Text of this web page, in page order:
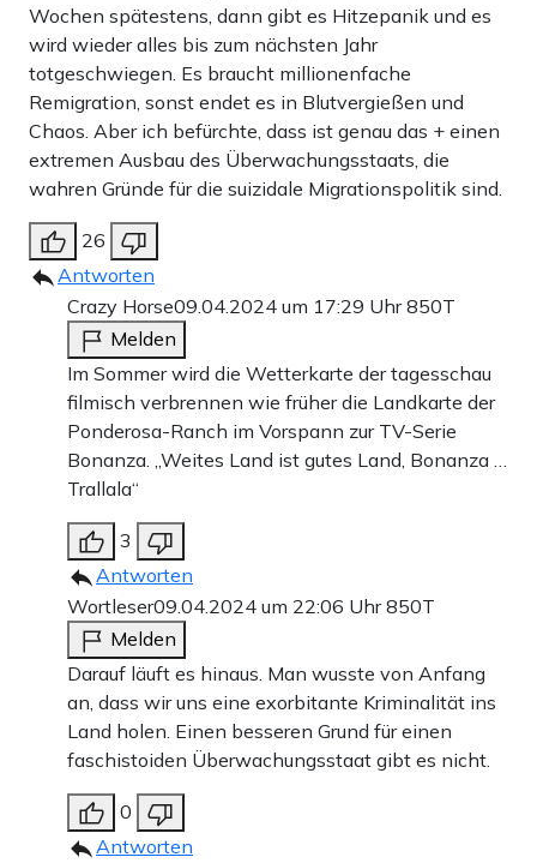
Wochen spätestens, dann gibt es Hitzepanik und es
wird wieder alles bis zum nächsten Jahr
totgeschwiegen. Es braucht millionenfache
Remigration, sonst endet es in Blutvergießen und
Chaos. Aber ich befürchte, dass ist genau das + einen
extremen Ausbau des Überwachungsstaats, die
wahren Gründe für die suizidale Migrationspolitik sind.
26
Antworten
Crazy Horse09.04.2024 um 17:29 Uhr850T
Melden
Im Sommer wird die Wetterkarte der tagesschau
filmisch verbrennen wie früher die Landkarte der
Ponderosa-Ranch im Vorspann zur TV-Serie
Bonanza. „Weites Land ist gutes Land, Bonanza …
Trallala“
3
Antworten
Wortleser09.04.2024 um 22:06 Uhr850T
Melden
Darauf läuft es hinaus. Man wusste von Anfang
an, dass wir uns eine exorbitante Kriminalität ins
Land holen. Einen besseren Grund für einen
faschistoiden Überwachungsstaat gibt es nicht.
0
Antworten